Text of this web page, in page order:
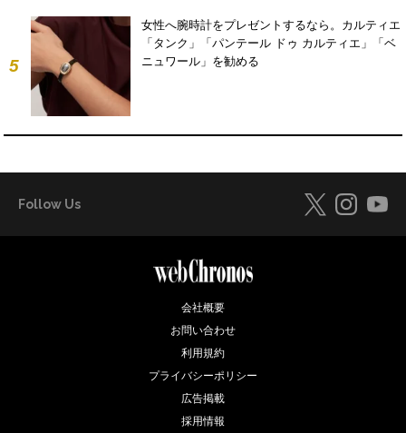
5
女性へ腕時計をプレゼントするなら。カルティエ
「タンク」「パンテール ドゥ カルティエ」「ベ
ニュワール」を勧める
Follow Us
会社概要
お問い合わせ
利用規約
プライバシーポリシー
広告掲載
採用情報